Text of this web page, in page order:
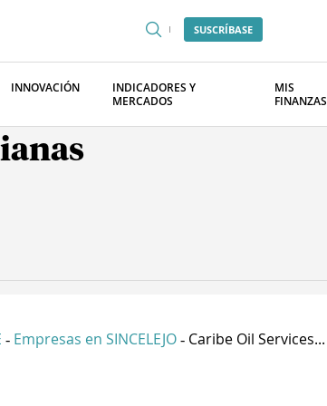
SUSCRÍBASE
INNOVACIÓN
INDICADORES Y
MERCADOS
MIS
FINANZAS
- Empresas en SINCELEJO - Caribe Oil Services...